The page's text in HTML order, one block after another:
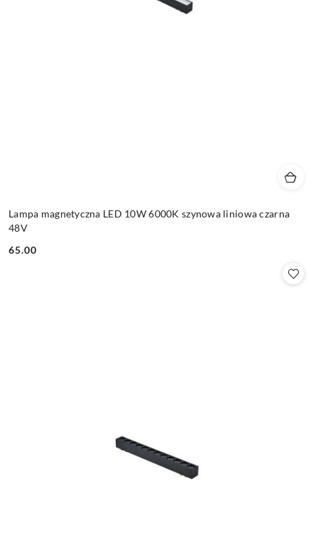
Lampa magnetyczna LED 10W 6000K szynowa liniowa czarna
48V
Cena:
65.00